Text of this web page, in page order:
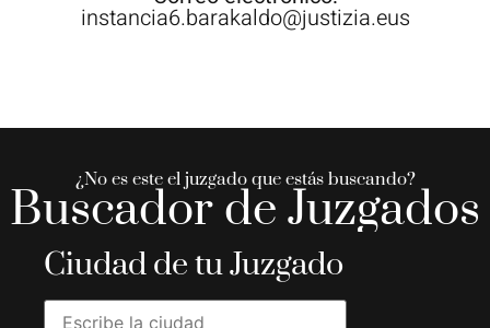
instancia6.barakaldo@justizia.eus
¿No es este el juzgado que estás buscando?
Buscador de Juzgados
Ciudad de tu Juzgado